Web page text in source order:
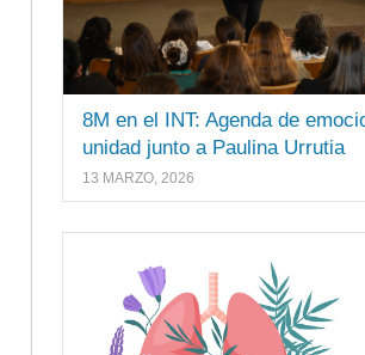
8M en el INT: Agenda de
unidad junto a Paulina Urrutia
13 MARZO, 2026